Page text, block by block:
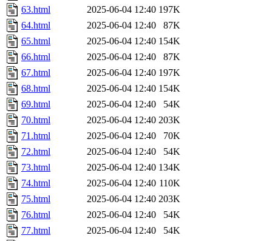
63.html
2025-06-04 12:40 197K
64.html
2025-06-04 12:40
87K
65.html
2025-06-04 12:40 154K
66.html
2025-06-04 12:40
87K
67.html
2025-06-04 12:40 197K
68.html
2025-06-04 12:40 154K
69.html
2025-06-04 12:40
54K
70.html
2025-06-04 12:40 203K
71.html
2025-06-04 12:40
70K
72.html
2025-06-04 12:40
54K
73.html
2025-06-04 12:40 134K
74.html
2025-06-04 12:40 110K
75.html
2025-06-04 12:40 203K
76.html
2025-06-04 12:40
54K
77.html
2025-06-04 12:40
54K